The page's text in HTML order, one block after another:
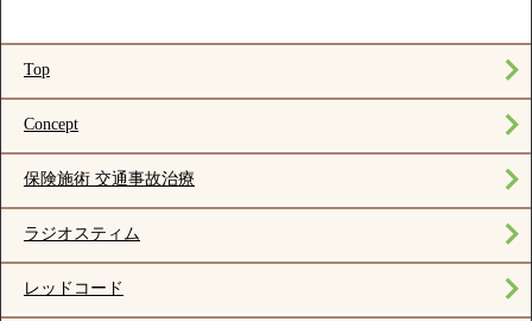
Top
Concept
保険施術 交通事故治療
ラジオスティム
レッドコード